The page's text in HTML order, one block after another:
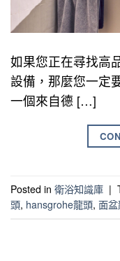
如果您正在尋找高
設備，那麼您一定
一個來自德 […]
Posted in 衛浴知識庫 |
頭, hansgrohe龍頭, 面